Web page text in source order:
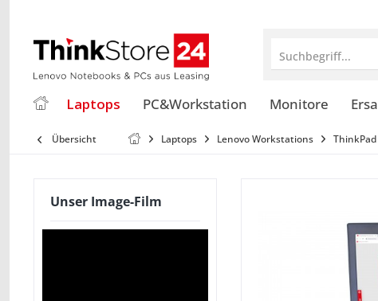
Suchbegriff...
Laptops PC&Workstation Monitore
Übersicht Laptops Lenovo Workstations ThinkPad
Unser Image-Film